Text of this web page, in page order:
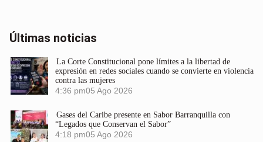
Últimas noticias
La Corte Constitucional pone límites a la libertad de
expresión en redes sociales cuando se convierte en violencia
contra las mujeres
4:36 pm05 Ago 2026
Gases del Caribe presente en Sabor Barranquilla con
“Legados que Conservan el Sabor”
4:18 pm05 Ago 2026